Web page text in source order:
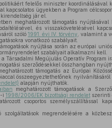
felelős miniszter
kapcsolatos ügyekben a Program
jár el.
meghatározott támogatás nyújtásával
és visszakövetelésével
szóló 1991. évi IV. törvény , valamint a
vonatkozó szabályait.
nyújtása során az európai
szabályait alkalmazni kell.
Társadalmi Megújulás Operatív Program
szerződésekkel összhangban
támogatás az Európai
összeegyeztethetőnek
alapján nyújthatók.
meghatározott támogatások a
i 1998/2006/EK bizottsági rendeletszerinti
csoportos személyszállítással
megrendelésére a